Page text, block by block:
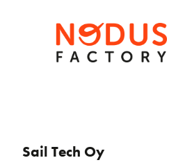
Sail Tech Oy